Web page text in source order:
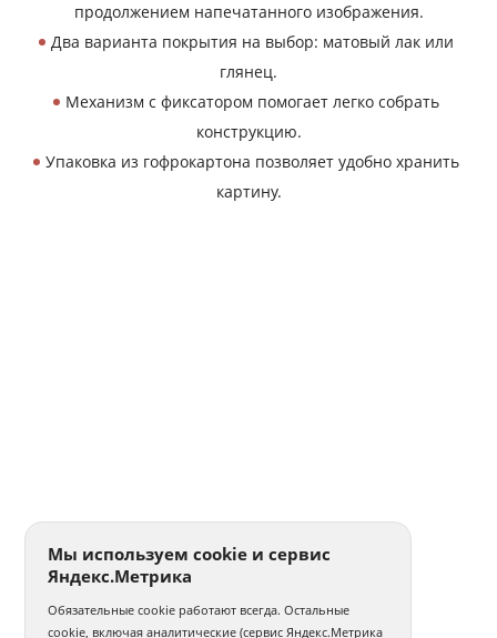
продолжением напечатанного изображения.
Два варианта покрытия на выбор: матовый лак или
глянец.
Механизм с фиксатором помогает легко собрать
конструкцию.
Упаковка из гофрокартона позволяет удобно хранить
картину.
Мы используем cookie и сервис
Яндекс.Метрика
Обязательные cookie работают всегда. Остальные
cookie, включая аналитические (сервис Яндекс.Метрика